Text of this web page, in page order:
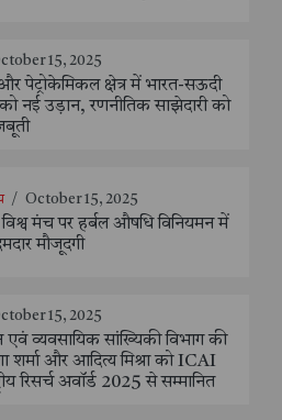
15, 2025
पेट्रोकेमिकल क्षेत्र में भारत-सऊदी
नई उड़ान, रणनीतिक साझेदारी को
/ October 15, 2025
मंच पर हर्बल औषधि विनियमन में
मौजूदगी
15, 2025
व्यवसायिक सांख्यिकी विभाग की
शर्मा और आदित्य मिश्रा को ICAI
रिसर्च अवॉर्ड 2025 से सम्मानित